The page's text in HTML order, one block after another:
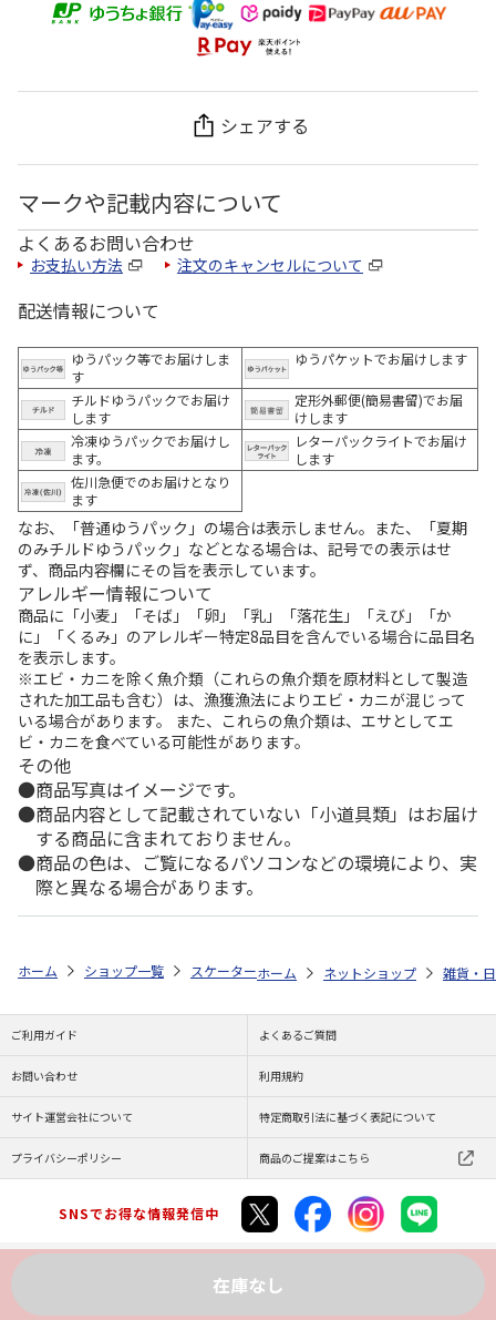
シェアする
マークや記載内容について
よくあるお問い合わせ
お支払い方法 注文のキャンセルについて
配送情報について
ゆうパック等でお届けしま
す
ゆうパケットでお届けします
チルドゆうパックでお届け
します
定形外郵便(簡易書留)でお届
けします
冷凍ゆうパックでお届けし
ます。
レターパックライトでお届け
します
佐川急便でのお届けとなり
ます
なお、「普通ゆうパック」の場合は表示しません。また、「夏期
のみチルドゆうパック」などとなる場合は、記号での表示はせ
ず、商品内容欄にその旨を表示しています。
アレルギー情報について
商品に「小麦」「そば」「卵」「乳」「落花生」「えび」「か
に」「くるみ」のアレルギー特定8品目を含んでいる場合に品目名
を表示します。
※エビ・カニを除く魚介類（これらの魚介類を原材料として製造
された加工品も含む）は、漁獲漁法によりエビ・カニが混じって
いる場合があります。 また、これらの魚介類は、エサとしてエ
ビ・カニを食べている可能性があります。
その他
商品写真はイメージです。
商品内容として記載されていない「小道具類」はお届け
する商品に含まれておりません。
商品の色は、ご覧になるパソコンなどの環境により、実
際と異なる場合があります。
在庫なし
ホーム ショップ一覧 スケーター 抗菌食洗機対応スライド式トリオ
ホーム ネットショップ 雑貨・
ご利用ガイド よくあるご質問
お問い合わせ 利用規約
サイト運営会社について 特定商取引法に基づく表記について
プライバシーポリシー 商品のご提案はこちら
SNSでお得な情報発信中